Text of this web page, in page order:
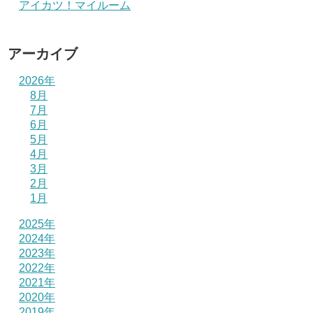
アイカツ！マイルーム
アーカイブ
2026年
8月
7月
6月
5月
4月
3月
2月
1月
2025年
2024年
2023年
2022年
2021年
2020年